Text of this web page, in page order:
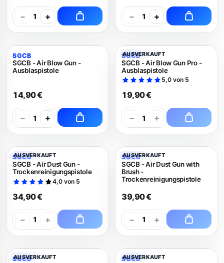
− 1 + − 1 +
SGCB
SGCB - Air Blow Gun -
Ausblaspistole
14,90 €
− 1 +
AUSVERKAUFT
SGCB
SGCB - Air Blow Gun Pro -
Ausblaspistole
5,0 von 5
19,90 €
− 1 +
AUSVERKAUFT
SGCB
SGCB - Air Dust Gun -
Trockenreinigungspistole
4,0 von 5
34,90 €
− 1 +
AUSVERKAUFT
SGCB
SGCB - Air Dust Gun with
Brush -
Trockenreinigungspistole
39,90 €
− 1 +
AUSVERKAUFT
SGCB AUSVERKAUFT
SGCB